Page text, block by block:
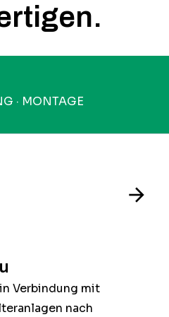
· MONTAGE
Verbindung mit
nach